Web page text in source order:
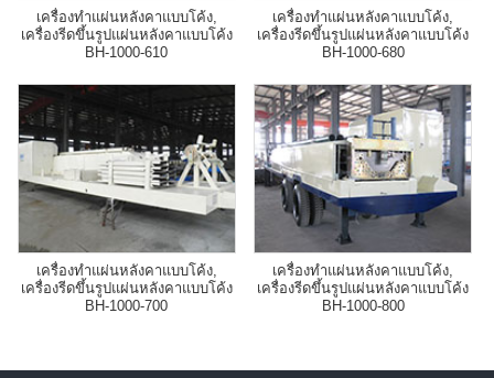
เครื่องทำแผ่นหลังคาแบบโค้ง,
เครื่องรีดขึ้นรูปแผ่นหลังคาแบบโค้ง
BH-1000-610
เครื่องทำแผ่นหลังคาแบบโค้ง,
เครื่องรีดขึ้นรูปแผ่นหลังคาแบบโค้ง
BH-1000-680
เครื่องทำแผ่นหลังคาแบบโค้ง,
เครื่องรีดขึ้นรูปแผ่นหลังคาแบบโค้ง
BH-1000-700
เครื่องทำแผ่นหลังคาแบบโค้ง,
เครื่องรีดขึ้นรูปแผ่นหลังคาแบบโค้ง
BH-1000-800